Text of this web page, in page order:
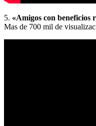
5. «Amigos con beneficios
Mas de 700 mil de